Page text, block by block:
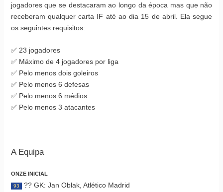
jogadores que se destacaram ao longo da época mas que não
receberam qualquer carta IF até ao dia 15 de abril. Ela segue
os seguintes requisitos:
✅ 23 jogadores
✅ Máximo de 4 jogadores por liga
✅ Pelo menos dois goleiros
✅ Pelo menos 6 defesas
✅ Pelo menos 6 médios
✅ Pelo menos 3 atacantes
A Equipa
ONZE INICIAL
93 ?? GK: Jan Oblak, Atlético Madrid